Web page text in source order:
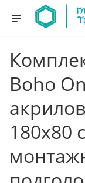
Boho
180x80